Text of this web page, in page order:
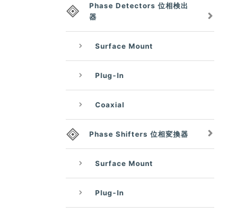
Phase Detectors 位相検出
器
Surface Mount
Plug-In
Coaxial
Phase Shifters 位相変換器
Surface Mount
Plug-In